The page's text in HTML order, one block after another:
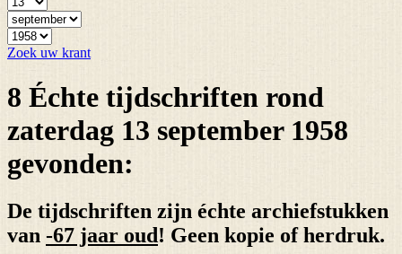
Zoek uw krant
8 Échte tijdschriften rond
zaterdag 13 september 1958
gevonden:
De tijdschriften zijn échte archiefstukken
van -67 jaar oud ! Geen kopie of herdruk.